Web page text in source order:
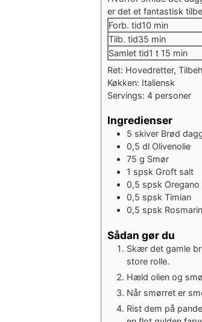
er det et fantastisk
Forb. tid10 minutter
min
Tilb. tid35 minutter
min
Samlet tid1 time
t 15 minutter
min
Ret: Hovedretter,
Køkken: Italiensk
Servings: 4 personer
Ingredienser
5 skiver Brød
0,5 dl Olivenolie
75 g Smør
1 spsk Groft salt
0,5 spsk Oregano
0,5 spsk Timian
0,5 spsk Rosmarin
Sådan gør du
Skær det gamle
store rolle.
Hæld olien og
Når smørret er
Rist dem på